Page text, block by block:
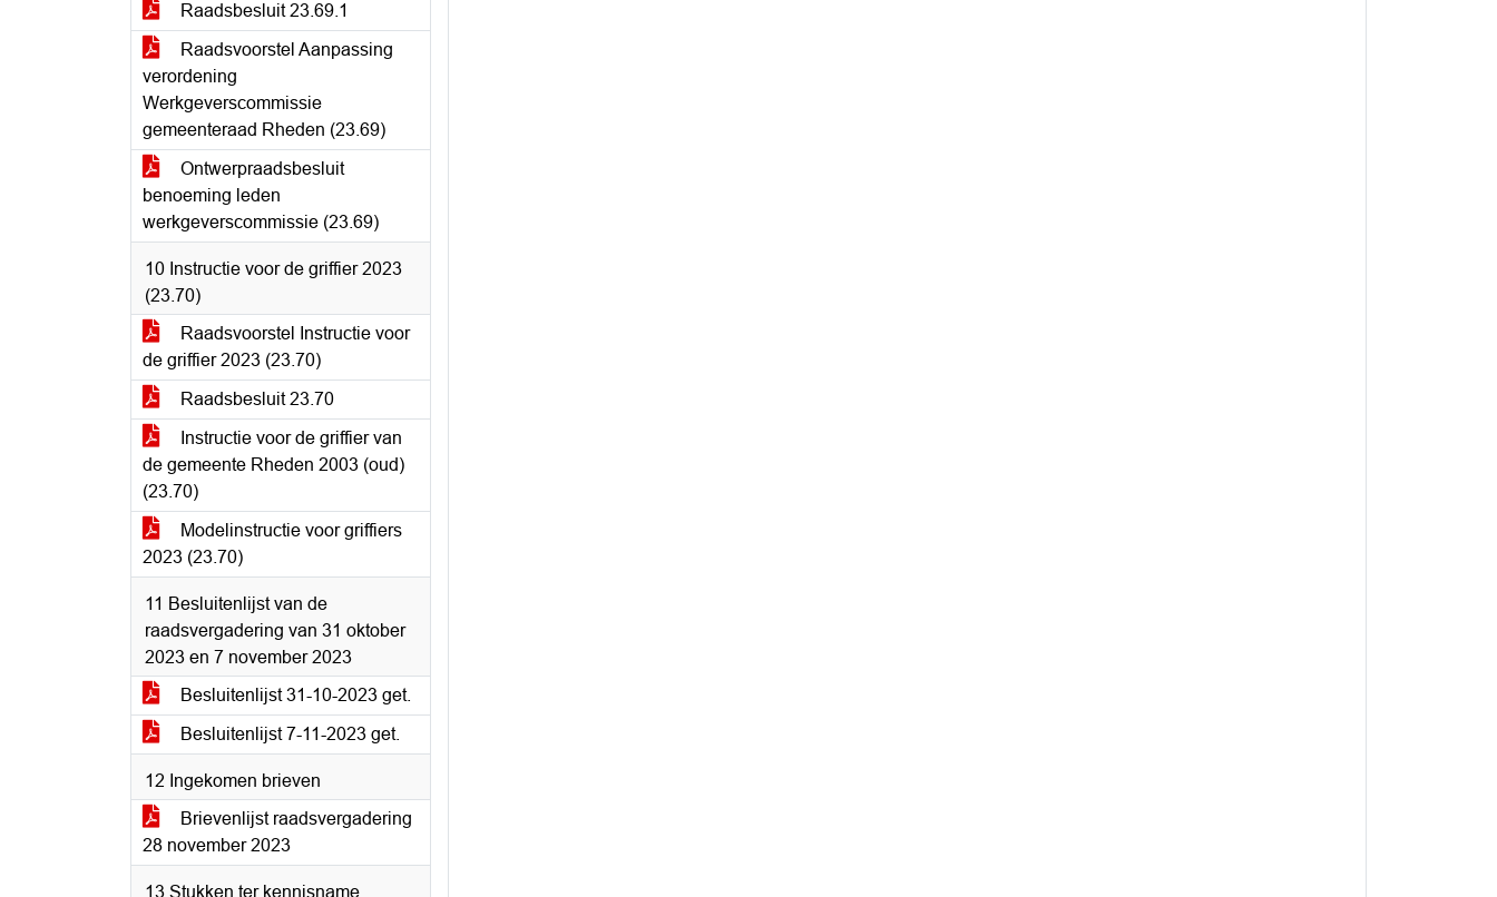
Raadsbesluit 23.69.1
Raadsvoorstel Aanpassing
verordening
Werkgeverscommissie
gemeenteraad Rheden (23.69)
Ontwerpraadsbesluit
benoeming leden
werkgeverscommissie (23.69)
10 Instructie voor de griffier 2023
(23.70)
Raadsvoorstel Instructie voor
de griffier 2023 (23.70)
Raadsbesluit 23.70
Instructie voor de griffier van
de gemeente Rheden 2003 (oud)
(23.70)
Modelinstructie voor griffiers
2023 (23.70)
11 Besluitenlijst van de
raadsvergadering van 31 oktober
2023 en 7 november 2023
Besluitenlijst 31-10-2023 get.
Besluitenlijst 7-11-2023 get.
12 Ingekomen brieven
Brievenlijst raadsvergadering
28 november 2023
13 Stukken ter kennisname